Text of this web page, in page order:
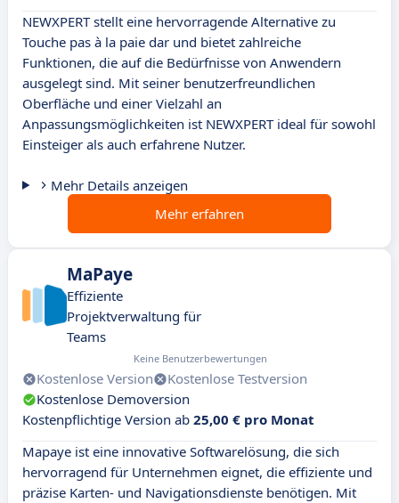
NEWXPERT stellt eine hervorragende Alternative zu
Touche pas à la paie dar und bietet zahlreiche
Funktionen, die auf die Bedürfnisse von Anwendern
ausgelegt sind. Mit seiner benutzerfreundlichen
Oberfläche und einer Vielzahl an
Anpassungsmöglichkeiten ist NEWXPERT ideal für sowohl
Einsteiger als auch erfahrene Nutzer.
Mehr Details anzeigen
Mehr erfahren
MaPaye
Effiziente
Projektverwaltung für
Teams
Keine Benutzerbewertungen
Kostenlose Version
Kostenlose Testversion
Kostenlose Demoversion
Kostenpflichtige Version ab 25,00 € pro Monat
Mapaye ist eine innovative Softwarelösung, die sich
hervorragend für Unternehmen eignet, die effiziente und
präzise Karten- und Navigationsdienste benötigen. Mit